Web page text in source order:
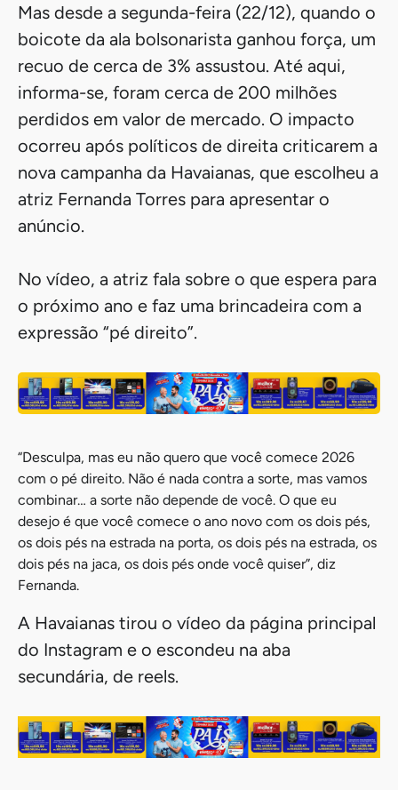
Mas desde a segunda-feira (22/12), quando o
boicote da ala bolsonarista ganhou força, um
recuo de cerca de 3% assustou. Até aqui,
informa-se, foram cerca de 200 milhões
perdidos em valor de mercado. O impacto
ocorreu após políticos de direita criticarem a
nova campanha da Havaianas, que escolheu a
atriz Fernanda Torres para apresentar o
anúncio.
No vídeo, a atriz fala sobre o que espera para
o próximo ano e faz uma brincadeira com a
expressão “pé direito”.
“Desculpa, mas eu não quero que você comece 2026
com o pé direito. Não é nada contra a sorte, mas vamos
combinar… a sorte não depende de você. O que eu
desejo é que você comece o ano novo com os dois pés,
os dois pés na estrada na porta, os dois pés na estrada, os
dois pés na jaca, os dois pés onde você quiser”, diz
Fernanda.
A Havaianas tirou o vídeo da página principal
do Instagram e o escondeu na aba
secundária, de reels.